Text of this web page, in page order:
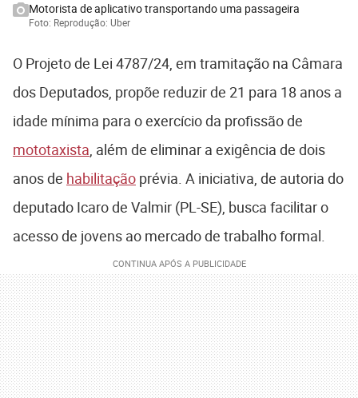
Motorista de aplicativo transportando uma passageira
Foto: Reprodução: Uber
O Projeto de Lei 4787/24, em tramitação na Câmara
dos Deputados, propõe reduzir de 21 para 18 anos a
idade mínima para o exercício da profissão de
mototaxista, além de eliminar a exigência de dois
anos de habilitação prévia. A iniciativa, de autoria do
deputado Icaro de Valmir (PL-SE), busca facilitar o
acesso de jovens ao mercado de trabalho formal.